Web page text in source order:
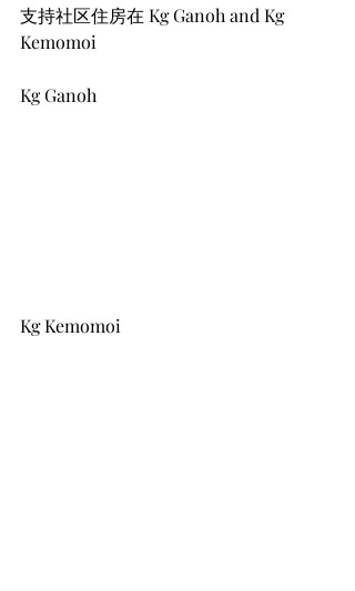
支持社区住房在 Kg Ganoh and Kg
Kemomoi
Kg Ganoh
Kg Kemomoi